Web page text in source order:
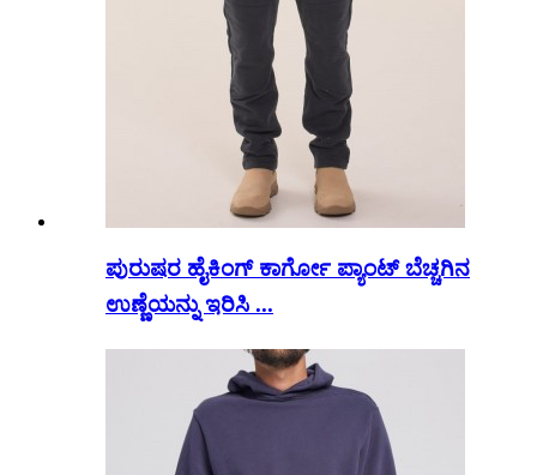
ಪುರುಷರ ಹೈಕಿಂಗ್ ಕಾರ್ಗೋ ಪ್ಯಾಂಟ್ ಬೆಚ್ಚಗಿನ
ಉಣ್ಣೆಯನ್ನು ಇರಿಸಿ ...